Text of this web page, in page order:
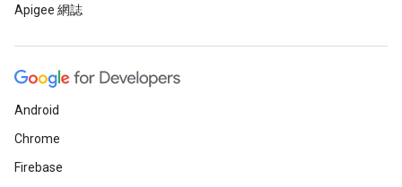
Apigee 網誌
Android
Chrome
Firebase